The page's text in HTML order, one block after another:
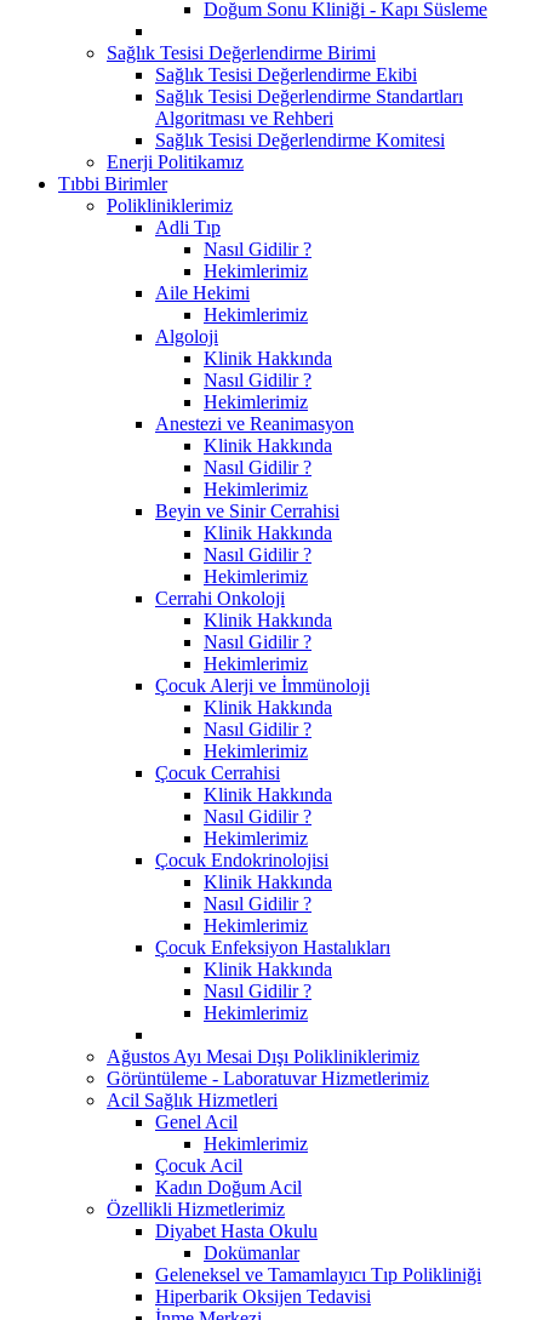
Doğum Sonu Kliniği - Kapı Süsleme
Sağlık Tesisi Değerlendirme Birimi
Sağlık Tesisi Değerlendirme Ekibi
Sağlık Tesisi Değerlendirme Standartları
Algoritması ve Rehberi
Sağlık Tesisi Değerlendirme Komitesi
Enerji Politikamız
Tıbbi Birimler
Polikliniklerimiz
Adli Tıp
Nasıl Gidilir ?
Hekimlerimiz
Aile Hekimi
Hekimlerimiz
Algoloji
Klinik Hakkında
Nasıl Gidilir ?
Hekimlerimiz
Anestezi ve Reanimasyon
Klinik Hakkında
Nasıl Gidilir ?
Hekimlerimiz
Beyin ve Sinir Cerrahisi
Klinik Hakkında
Nasıl Gidilir ?
Hekimlerimiz
Cerrahi Onkoloji
Klinik Hakkında
Nasıl Gidilir ?
Hekimlerimiz
Çocuk Alerji ve İmmünoloji
Klinik Hakkında
Nasıl Gidilir ?
Hekimlerimiz
Çocuk Cerrahisi
Klinik Hakkında
Nasıl Gidilir ?
Hekimlerimiz
Çocuk Endokrinolojisi
Klinik Hakkında
Nasıl Gidilir ?
Hekimlerimiz
Çocuk Enfeksiyon Hastalıkları
Klinik Hakkında
Nasıl Gidilir ?
Hekimlerimiz
Ağustos Ayı Mesai Dışı Polikliniklerimiz
Görüntüleme - Laboratuvar Hizmetlerimiz
Acil Sağlık Hizmetleri
Genel Acil
Hekimlerimiz
Çocuk Acil
Kadın Doğum Acil
Özellikli Hizmetlerimiz
Diyabet Hasta Okulu
Dokümanlar
Geleneksel ve Tamamlayıcı Tıp Polikliniği
Hiperbarik Oksijen Tedavisi